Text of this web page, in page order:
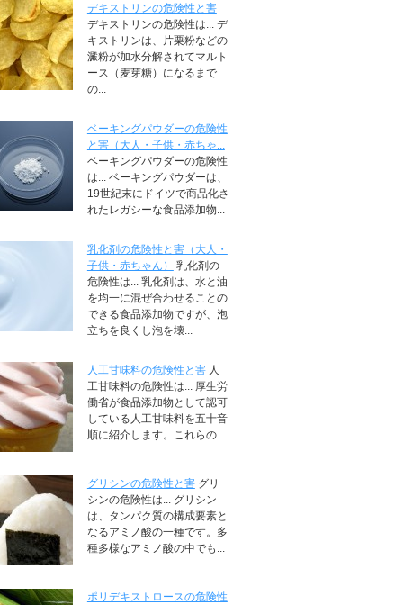
デキストリンの危険性と害
デキストリンの危険性は... デ
キストリンは、片栗粉などの
澱粉が加水分解されてマルト
ース（麦芽糖）になるまで
の...
ベーキングパウダーの危険性
と害（大人・子供・赤ちゃ...
ベーキングパウダーの危険性
は... ベーキングパウダーは、
19世紀末にドイツで商品化さ
れたレガシーな食品添加物...
乳化剤の危険性と害（大人・
子供・赤ちゃん）
乳化剤の
危険性は... 乳化剤は、水と油
を均一に混ぜ合わせることの
できる食品添加物ですが、泡
立ちを良くし泡を壊...
人工甘味料の危険性と害 人
工甘味料の危険性は... 厚生労
働省が食品添加物として認可
している人工甘味料を五十音
順に紹介します。これらの...
グリシンの危険性と害 グリ
シンの危険性は... グリシン
は、タンパク質の構成要素と
なるアミノ酸の一種です。多
種多様なアミノ酸の中でも...
ポリデキストロースの危険性